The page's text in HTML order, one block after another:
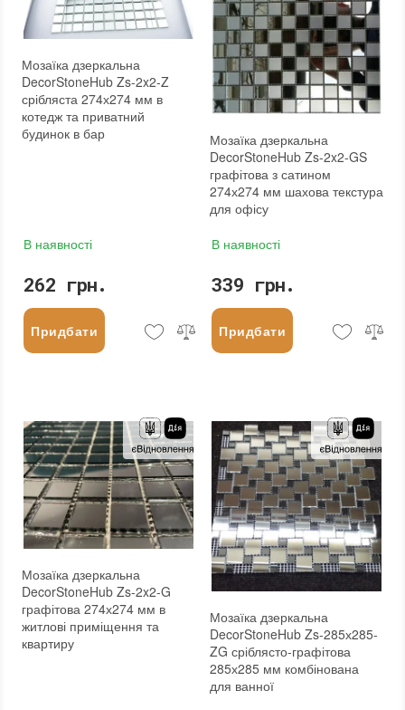
Мозаїка дзеркальна
DecorStoneHub Zs-2x2-Z
срібляста 274х274 мм в
котедж та приватний
будинок в бар
В наявності
262 грн.
Придбати
Мозаїка дзеркальна
DecorStoneHub Zs-2x2-GS
графітова з сатином
274х274 мм шахова текстура
для офісу
В наявності
339 грн.
Придбати
Мозаїка дзеркальна
DecorStoneHub Zs-2x2-G
графітова 274х274 мм в
житлові приміщення та
квартиру
Мозаїка дзеркальна
DecorStoneHub Zs-285х285-
ZG сріблясто-графітова
285х285 мм комбінована
для ванної